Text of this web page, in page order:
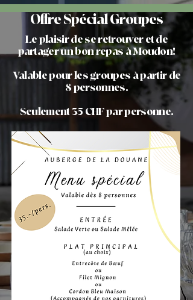
Offre Spécial Groupes
Le plaisir de se retrouver et de
partager un bon repas à Moudon!
Valable pour les groupes à partir de
8 personnes.
Seulement 35 CHF par personne.